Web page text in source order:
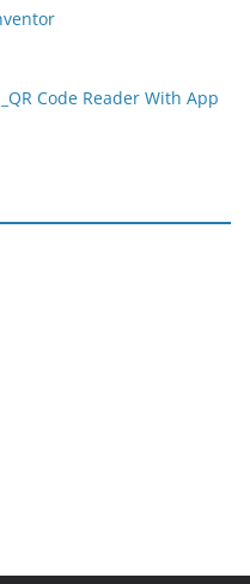
Code Reader With App